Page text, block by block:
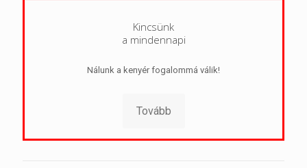
Kincsünk
a mindennapi
Nálunk a kenyér fogalommá válik!
Tovább